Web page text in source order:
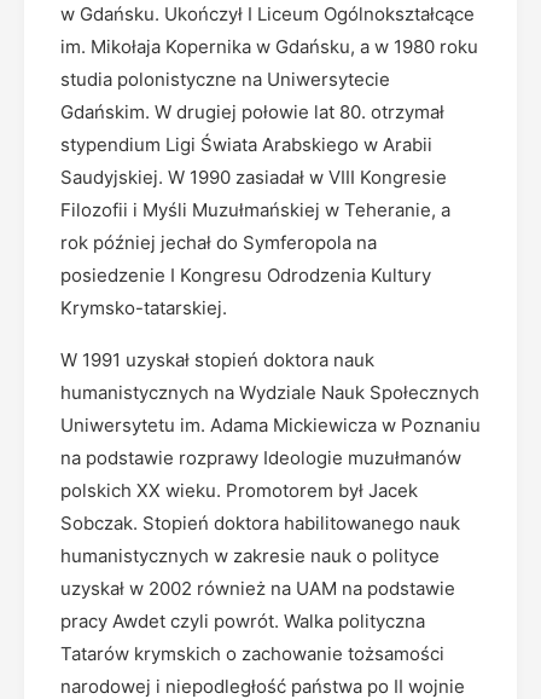
w Gdańsku. Ukończył I Liceum Ogólnokształcące
im. Mikołaja Kopernika w Gdańsku, a w 1980 roku
studia polonistyczne na Uniwersytecie
Gdańskim. W drugiej połowie lat 80. otrzymał
stypendium Ligi Świata Arabskiego w Arabii
Saudyjskiej. W 1990 zasiadał w VIII Kongresie
Filozofii i Myśli Muzułmańskiej w Teheranie, a
rok później jechał do Symferopola na
posiedzenie I Kongresu Odrodzenia Kultury
Krymsko-tatarskiej.
W 1991 uzyskał stopień doktora nauk
humanistycznych na Wydziale Nauk Społecznych
Uniwersytetu im. Adama Mickiewicza w Poznaniu
na podstawie rozprawy Ideologie muzułmanów
polskich XX wieku. Promotorem był Jacek
Sobczak. Stopień doktora habilitowanego nauk
humanistycznych w zakresie nauk o polityce
uzyskał w 2002 również na UAM na podstawie
pracy Awdet czyli powrót. Walka polityczna
Tatarów krymskich o zachowanie tożsamości
narodowej i niepodległość państwa po II wojnie